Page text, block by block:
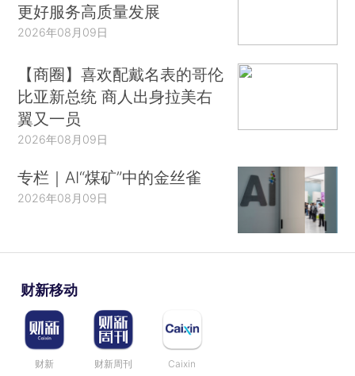
更好服务高质量发展
2026年08月09日
【商圈】喜欢配戴名表的哥伦
比亚新总统 商人出身拉美右
翼又一员
2026年08月09日
专栏｜AI“煤矿”中的金丝雀
2026年08月09日
财新移动
财新 财新周刊 Caixin